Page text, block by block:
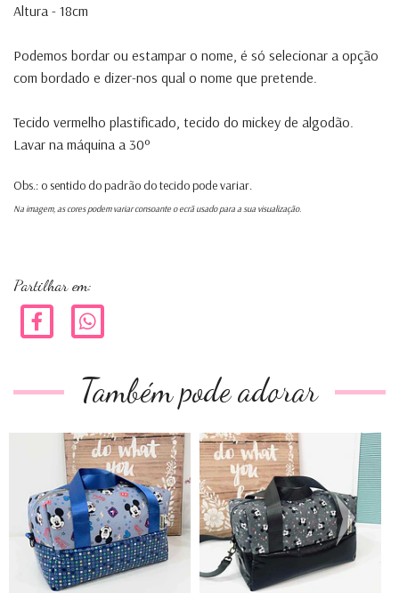
Altura - 18cm
Podemos bordar ou estampar o nome, é só selecionar a opção
com bordado e dizer-nos qual o nome que pretende.
Tecido vermelho plastificado, tecido do mickey de algodão.
Lavar na máquina a 30º
Obs.: o sentido do padrão do tecido pode variar.
Na imagem, as cores podem variar consoante o ecrã usado para a sua visualização.
Partilhar em:
Também pode adorar